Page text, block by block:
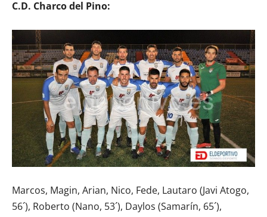
C.D. Charco del Pino:
Marcos, Magin, Arian, Nico, Fede, Lautaro (Javi Atogo,
56´), Roberto (Nano, 53´), Daylos (Samarín, 65´),